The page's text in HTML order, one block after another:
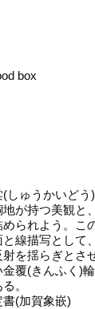
box
ゅうかいどう
が持つ美観と
られよう。こ
線描写として
を揺らぎとさ
覆(きんふく)
。
書(加賀象嵌)